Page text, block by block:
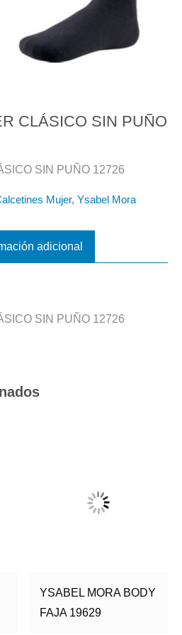
CLÁSICO SIN PUÑO
SIN PUÑO 12726
Mujer, Ysabel Mora
adicional
SIN PUÑO 12726
YSABEL MORA BODY
FAJA 19629